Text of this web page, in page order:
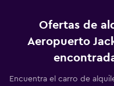
renta.
Range:
The
Ofertas de
Aeropuerto
Encuentra el carro de